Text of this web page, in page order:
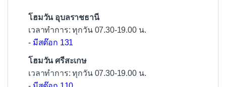
โฮมวัน อุบลราชธานี
เวลาทำการ: ทุกวัน 07.30-19.00 น.
- มีสต๊อก 131
โฮมวัน ศรีสะเกษ
เวลาทำการ: ทุกวัน 07.30-19.00 น.